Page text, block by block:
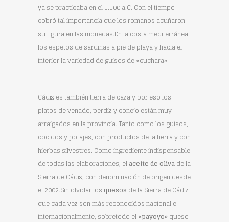
ya se practicaba en el 1.100 a.C. Con el tiempo
cobró tal importancia que los romanos acuñaron
su figura en las monedas.En la costa mediterránea
los espetos de sardinas a pie de playa y hacia el
interior la variedad de guisos de «cuchara»
Cádiz es también tierra de caza y por eso los
platos de venado, perdiz y conejo están muy
arraigados en la provincia. Tanto como los guisos,
cocidos y potajes, con productos de la tierra y con
hierbas silvestres. Como ingrediente indispensable
de todas las elaboraciones, elaceite de olivade la
Sierra de Cádiz, con denominación de origen desde
el 2002.Sin olvidar losquesos de la Sierra de Cádiz
que cada vez son más reconocidos nacional e
internacionalmente, sobretodo el«payoyo»queso